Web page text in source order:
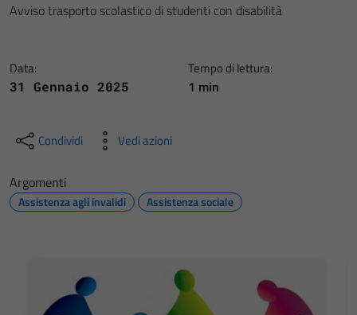
Avviso trasporto scolastico di studenti con disabilità
Data:
31 Gennaio 2025
Tempo di lettura:
1 min
Condividi Vedi azioni
Argomenti
Assistenza agli invalidi Assistenza sociale